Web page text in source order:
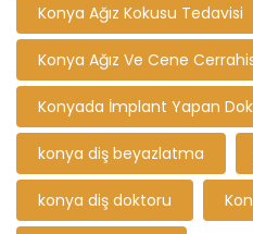
Konya Ağız Kokusu Tedavisi
Konya Ağız Ve Cene
Konyada İmplant Yapan
konya diş beyazlatma
konya diş doktoru